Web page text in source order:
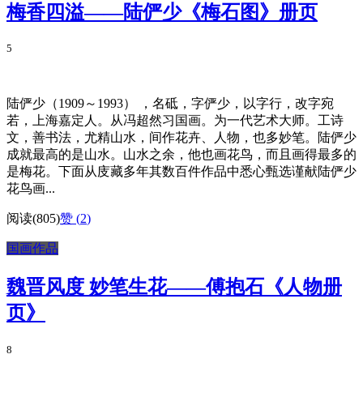
梅香四溢——陆俨少《梅石图》册页
5
陆俨少（1909～1993） ，名砥，字俨少，以字行，改字宛
若，上海嘉定人。从冯超然习国画。为一代艺术大师。工诗
文，善书法，尤精山水，间作花卉、人物，也多妙笔。陆俨少
成就最高的是山水。山水之余，他也画花鸟，而且画得最多的
是梅花。下面从庋藏多年其数百件作品中悉心甄选谨献陆俨少
花鸟画...
阅读(805)赞 (2)
国画作品
魏晋风度 妙笔生花——傅抱石《人物册
页》
8